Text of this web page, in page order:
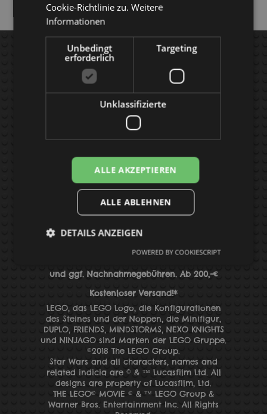
AGB's
kontakt
versand
*Alle Preise inkl. MwSt. zzgl.Versandkosten
und ggf. Nachnahmegebühren. Ab 200,-€
Kostenloser Versand!*
LEGO, das LEGO Logo, die Konfigurationen
des Steines und der Noppen, die Minifigur,
DUPLO, FRIENDS, MINDSTORMS, NEXO KNIGHTS
und NINJAGO sind Marken der LEGO Gruppe.
©2018 The LEGO Group.
Star Wars and all characters, names and
related indicia are © & ™ Lucasfilm Ltd. All
designs are property of Lucasfilm, Ltd.
THE LEGO® MOVIE © & ™ LEGO Group &
Warner Bros. Entertainment Inc. All Rights
Produkte
Warenkorb
COUPON-CODE'
Cookie-Richtlinie zu.Weitere
Informationen
Unbedingt
erforderlich
Targeting
Unklassifizierte
ALLE AKZEPTIEREN
ALLE ABLEHNEN
DETAILS ANZEIGEN
POWERED BY COOKIESCRIPT